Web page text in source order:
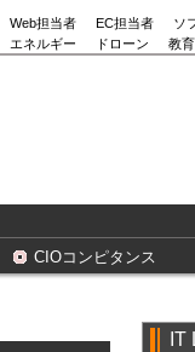
Web担当者 EC担当者
ソ
エネルギー
ドローン 教
CIOコンピタンス
IT